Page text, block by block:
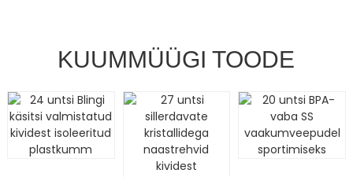
KUUMMÜÜGI TOODE